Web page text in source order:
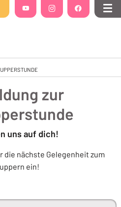
YouTube(Öffnet in einem neuen Tab oder
Instagram(Öffnet in einem neuen
Facebook(Öffnet in
SCHNUPPERSTUNDE
zur
uns auf dich!
die nächste Gelegenheit zum
ein!